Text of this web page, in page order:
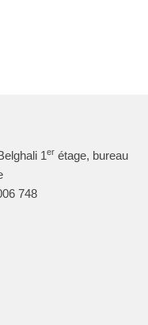
1er étage, bureau
748